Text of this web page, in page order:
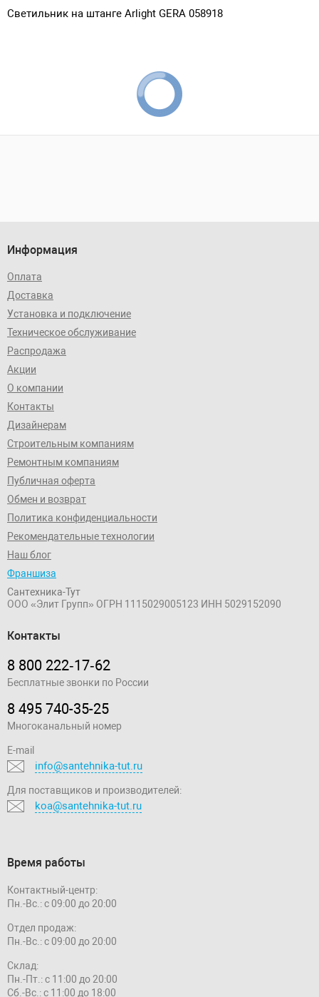
Светильник на штанге Arlight GERA 058918
Информация
Оплата
Доставка
Установка и подключение
Техническое обслуживание
Распродажа
Акции
О компании
Контакты
Дизайнерам
Строительным компаниям
Ремонтным компаниям
Публичная оферта
Обмен и возврат
Политика конфиденциальности
Рекомендательные технологии
Наш блог
Франшиза
Сантехника-Тут
ООО «Элит Групп» ОГРН 1115029005123 ИНН 5029152090
Контакты
8 800 222‑17‑62
Бесплатные звонки по России
8 495 740-35-25
Многоканальный номер
E-mail
info@santehnika-tut.ru
Для поставщиков и производителей:
koa@santehnika-tut.ru
Время работы
Контактный-центр:
Пн.-Вс.: с 09:00 до 20:00
Отдел продаж:
Пн.-Вс.: с 09:00 до 20:00
Склад:
Пн.-Пт.: с 11:00 до 20:00
Сб.-Вс.: с 11:00 до 18:00